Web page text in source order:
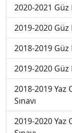
2020-2021 Güz
2019-2020 Güz
2018-2019 Güz
2019-2020 Güz
2018-2019
Sınavı
2019-2020